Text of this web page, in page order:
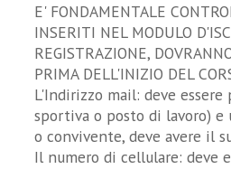
E' FONDAMENTALE
INSERITI NEL MODULO
REGISTRAZIONE,
PRIMA DELL'INIZIO DEL
L'Indirizzo mail: deve
sportiva o posto di lavoro) e
o convivente, deve avere il
Il numero di cellulare: deve